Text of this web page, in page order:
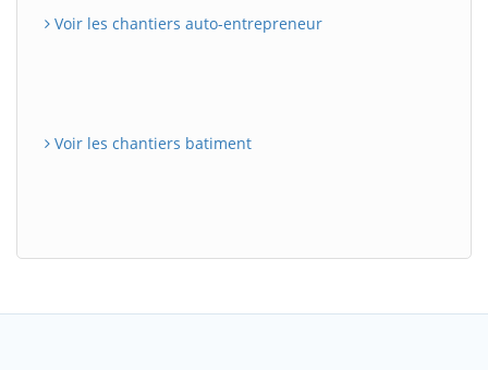
Voir les chantiers auto-entrepreneur
Voir les chantiers batiment